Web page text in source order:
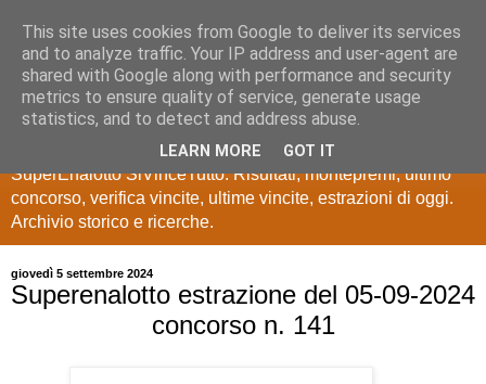
Estrazioni Lotto
SuperEnalotto
Ultime estrazioni di Lotto, SuperEnalotto, 10 e lotto,
SuperEnalotto SiVinceTutto. Risultati, montepremi, ultimo
concorso, verifica vincite, ultime vincite, estrazioni di oggi.
Archivio storico e ricerche.
giovedì 5 settembre 2024
Superenalotto estrazione del 05-09-2024
concorso n. 141
This site uses cookies from Google to deliver its services
and to analyze traffic. Your IP address and user-agent are
shared with Google along with performance and security
metrics to ensure quality of service, generate usage
statistics, and to detect and address abuse.
LEARN MORE GOT IT